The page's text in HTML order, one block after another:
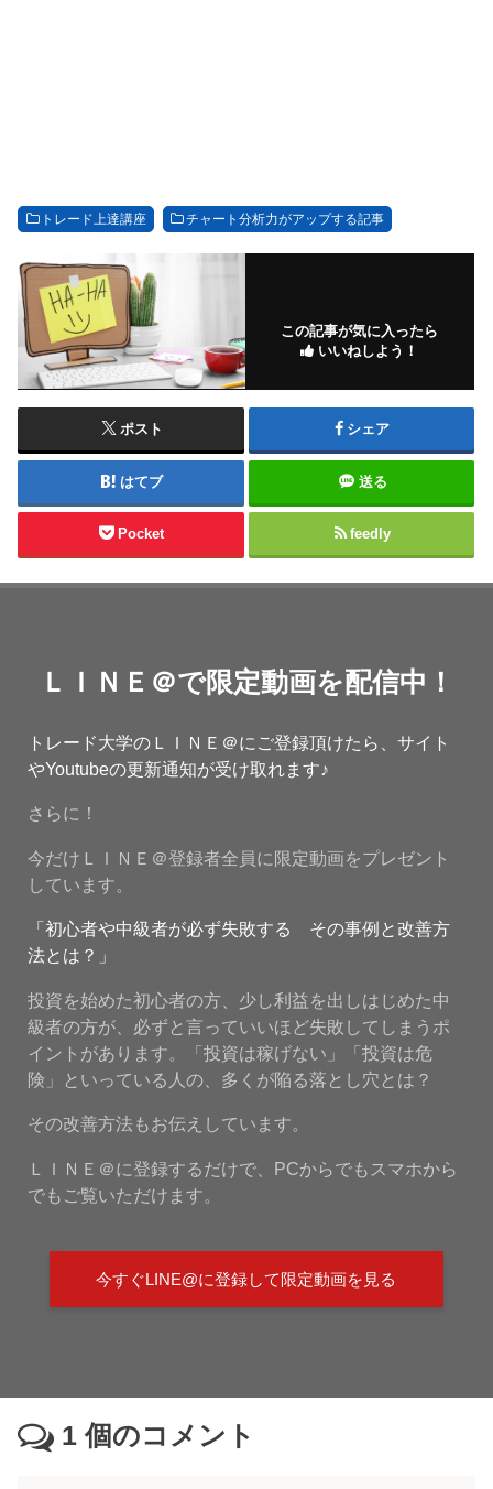
トレード上達講座 チャート分析力がアップする記事
この記事が気に入ったら
いいねしよう！
ポスト シェア
はてブ 送る
Pocket feedly
ＬＩＮＥ＠で限定動画を配信中！
トレード大学のＬＩＮＥ＠にご登録頂けたら、サイト
やYoutubeの更新通知が受け取れます♪
さらに！
今だけＬＩＮＥ＠登録者全員に限定動画をプレゼント
しています。
「初心者や中級者が必ず失敗する その事例と改善方
法とは？」
投資を始めた初心者の方、少し利益を出しはじめた中
級者の方が、必ずと言っていいほど失敗してしまうポ
イントがあります。「投資は稼げない」「投資は危
険」といっている人の、多くが陥る落とし穴とは？
その改善方法もお伝えしています。
ＬＩＮＥ＠に登録するだけで、PCからでもスマホから
でもご覧いただけます。
今すぐLINE@に登録して限定動画を見る
1 個のコメント